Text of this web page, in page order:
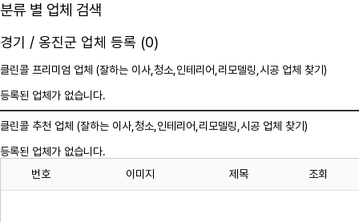
분류 별 업체 검색
경기 / 옹진군 업체 등록 (0)
클린콜 프리미엄 업체 (잘하는 이사, 청소 ,인테리어,리모델링,시공 업체 찾기)
등록된 업체가 없습니다.
클린콜 추천 업체 (잘하는 이사, 청소 ,인테리어,리모델링,시공 업체 찾기)
등록된 업체가 없습니다.
번호
이미지 제목 조회